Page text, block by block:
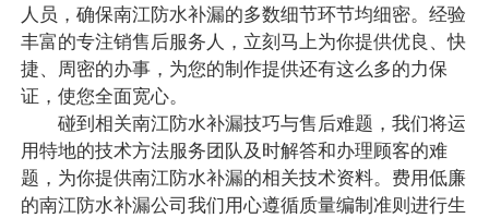
人员，确保南江防水补漏的多数细节环节均细密。经验
丰富的专注销售后服务人，立刻马上为你提供优良、快
捷、周密的办事，为您的制作提供还有这么多的力保
证，使您全面宽心。
碰到相关南江防水补漏技巧与售后难题，我们将运
用特地的技术方法服务团队及时解答和办理顾客的难
题，为你提供南江防水补漏的相关技术资料。费用低廉
的南江防水补漏公司我们用心遵循质量编制准则进行生